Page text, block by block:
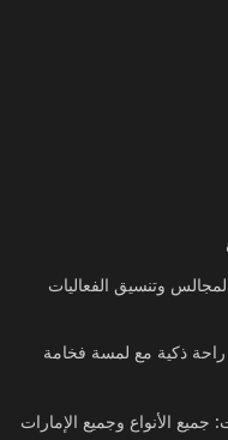
وتنسيق الفعاليات
ذكية مع لمسة فخامة
الأنواع وجميع الإمارات